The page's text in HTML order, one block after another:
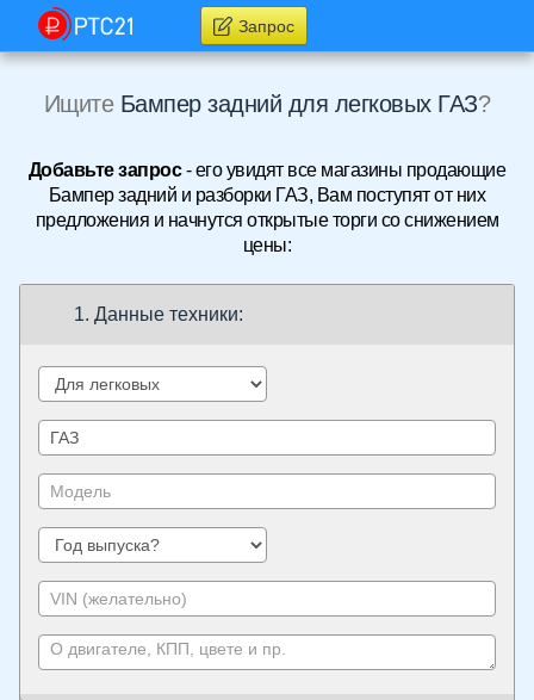
Запрос
Ищите Бампер задний для легковых ГАЗ?
Добавьте запрос- его увидят все магазины продающие
Бампер задний и разборки ГАЗ, Вам поступят от них
предложения и начнутся открытые торги со снижением
цены:
1. Данные техники: